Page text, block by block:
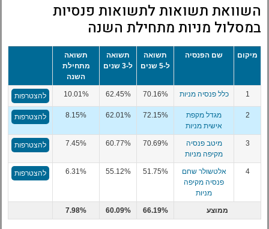
השוואת תשואות לתשואות פנסיות
במסלול מניות מתחילת השנה
מיקום שם הפנסיה
תשואה
ל-5 שנים
תשואה
ל-3 שנים
תשואה
מתחילת
השנה
1 כלל פנסיה מניות 70.16%
62.45%
10.01% להצטרפות
2
מגדל מקפת
אישית מניות
72.15%
62.01%
8.15% להצטרפות
3
מיטב פנסיה
מקיפה מניות
70.69%
60.77%
7.45% להצטרפות
4
אלטשולר שחם
פנסיה מקיפה
מניות
51.75%
55.12%
6.31% להצטרפות
ממוצע 66.19%
60.09%
7.98%